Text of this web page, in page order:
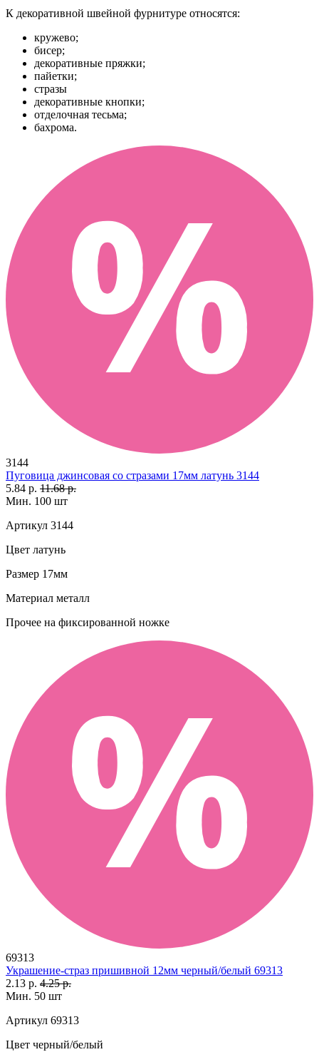
К декоративной швейной фурнитуре относятся:
кружево;
бисер;
декоративные пряжки;
пайетки;
стразы
декоративные кнопки;
отделочная тесьма;
бахрома.
3144
Пуговица джинсовая со стразами 17мм латунь 3144
5.84 р. 11.68 р.
Мин. 100 шт
Артикул 3144
Цвет латунь
Размер 17мм
Материал металл
Прочее на фиксированной ножке
69313
Украшение-страз пришивной 12мм черный/белый 69313
2.13 р. 4.25 р.
Мин. 50 шт
Артикул 69313
Цвет черный/белый